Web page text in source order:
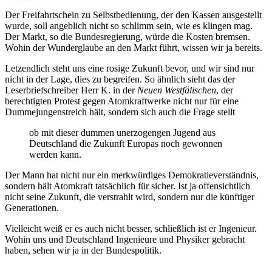
Der Freifahrtschein zu Selbstbedienung, der den Kassen ausgestellt
wurde, soll angeblich nicht so schlimm sein, wie es klingen mag.
Der Markt, so die Bundesregierung, würde die Kosten bremsen.
Wohin der Wunderglaube an den Markt führt, wissen wir ja bereits.
Letzendlich steht uns eine rosige Zukunft bevor, und wir sind nur
nicht in der Lage, dies zu begreifen. So ähnlich sieht das der
Leserbriefschreiber Herr K. in der Neuen Westfälischen, der
berechtigten Protest gegen Atomkraftwerke nicht nur für eine
Dummejungenstreich hält, sondern sich auch die Frage stellt
ob mit dieser dummen unerzogengen Jugend aus
Deutschland die Zukunft Europas noch gewonnen
werden kann.
Der Mann hat nicht nur ein merkwürdiges Demokratieverständnis,
sondern hält Atomkraft tatsächlich für sicher. Ist ja offensichtlich
nicht seine Zukunft, die verstrahlt wird, sondern nur die künftiger
Generationen.
Vielleicht weiß er es auch nicht besser, schließlich ist er Ingenieur.
Wohin uns und Deutschland Ingenieure und Physiker gebracht
haben, sehen wir ja in der Bundespolitik.